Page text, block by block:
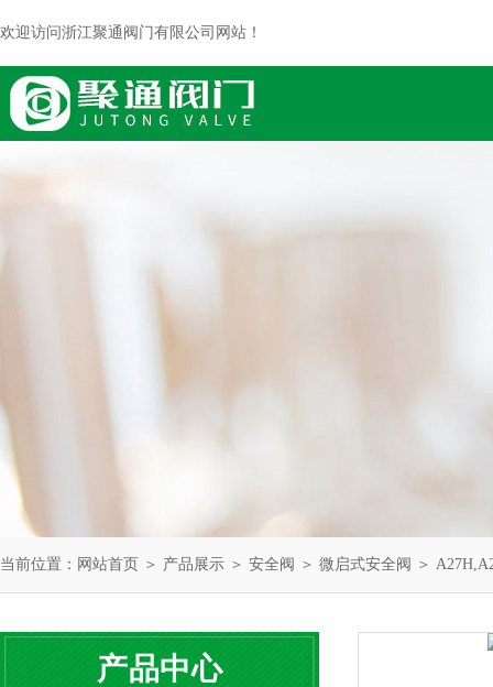
欢迎访问浙江聚通阀门有限公司网站！
当前位置： 网站首页 ＞ 产品展示 ＞ 安全阀 ＞ 微启式安全阀 ＞
产品中心